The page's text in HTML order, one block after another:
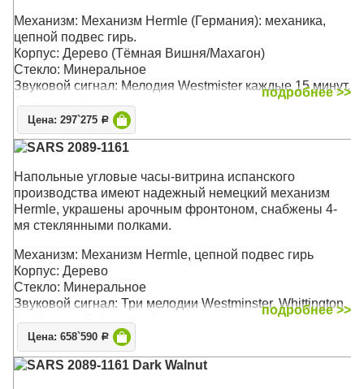
Механизм: Механизм Hermle (Германия): механика,
цепной подвес гирь.
Корпус: Дерево (Тёмная Вишня/Махагон)
Стекло: Минеральное
Звуковой сигнал: Мелодия Westmister каждые 15 минут.
Размер: 201 х 49 х 35 см
подробнее >>
Цена: 297`275 Р
SARS 2089-1161
Напольные угловые часы-витрина испанского
производства имеют надежный немецкий механизм
Hermle, украшены арочным фронтоном, снабжены 4-
мя стеклянными полками.
Механизм: Механизм Hermle, цепной подвес гирь
Корпус: Дерево
Стекло: Минеральное
Звуковой сигнал: Три мелодии Westminster, Whittington,
St. Michael. Бой каждый час
Размер: 225х 85 х 37 см
подробнее >>
Цена: 658`590 Р
SARS 2089-1161 Dark Walnut